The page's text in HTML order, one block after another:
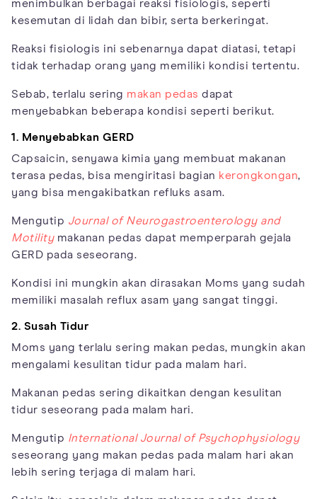
menimbulkan berbagai reaksi fisiologis, seperti
kesemutan di lidah dan bibir, serta berkeringat.
Reaksi fisiologis ini sebenarnya dapat diatasi, tetapi
tidak terhadap orang yang memiliki kondisi tertentu.
Sebab, terlalu sering makan pedas dapat
menyebabkan beberapa kondisi seperti berikut.
1. Menyebabkan GERD
Capsaicin, senyawa kimia yang membuat makanan
terasa pedas, bisa mengiritasi bagian kerongkongan,
yang bisa mengakibatkan refluks asam.
Mengutip Journal of Neurogastroenterology and
Motilitymakanan pedas dapat memperparah gejala
GERD pada seseorang.
Kondisi ini mungkin akan dirasakan Moms yang sudah
memiliki masalah reflux asam yang sangat tinggi.
2. Susah Tidur
Moms yang terlalu sering makan pedas, mungkin akan
mengalami kesulitan tidur pada malam hari.
Makanan pedas sering dikaitkan dengan kesulitan
tidur seseorang pada malam hari.
Mengutip International Journal of Psychophysiology
seseorang yang makan pedas pada malam hari akan
lebih sering terjaga di malam hari.